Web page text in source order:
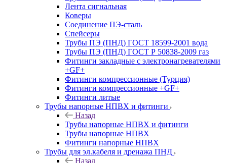
Лента сигнальная
Коверы
Соединение ПЭ-сталь
Спейсеры
Трубы ПЭ (ПНД) ГОСТ 18599-2001 вода
Трубы ПЭ (ПНД) ГОСТ Р 50838-2009 газ
Фитинги закладные с электронагревателями
+GF+
Фитинги компрессионные (Турция)
Фитинги компрессионные +GF+
Фитинги литые
Трубы напорные НПВХ и фитинги
Назад
Трубы напорные НПВХ и фитинги
Трубы напорные НПВХ
Фитинги напорные НПВХ
Трубы для эл.кабеля и дренажа ПНД
Назад